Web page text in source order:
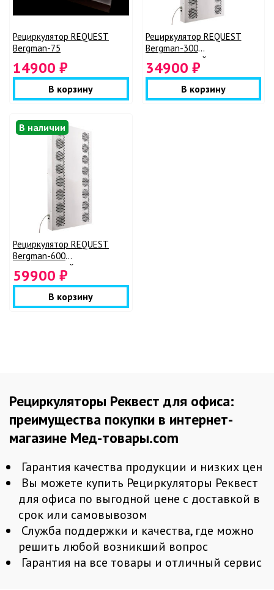
Рециркулятор REQUEST
Bergman-75
14900 ₽
В корзину
Рециркулятор REQUEST
Bergman-300
промышленный
34900 ₽
В корзину
В наличии
Рециркулятор REQUEST
Bergman-600
промышленный
59900 ₽
В корзину
Рециркуляторы Реквест для офиса:
преимущества покупки в интернет-
магазине Мед-товары.com
Гарантия качества продукции и низких цен
Вы можете купить Рециркуляторы Реквест
для офиса по выгодной цене с доставкой в
срок или самовывозом
Служба поддержки и качества, где можно
решить любой возникший вопрос
Гарантия на все товары и отличный сервис